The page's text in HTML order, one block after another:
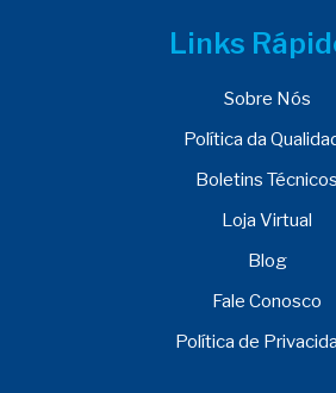
Links
Sobre Nós
Política da
Boletins Técnicos
Loja Virtual
Blog
Fale Conosco
Política de